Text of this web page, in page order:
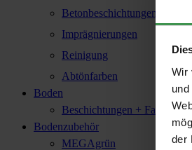
Wir
der
Betonbeschichtungen
Imprägnierungen
Reinigung
Abtönfarben
Boden
Beschichtungen + Farbe
Bodenzubehör
MEGAgrün